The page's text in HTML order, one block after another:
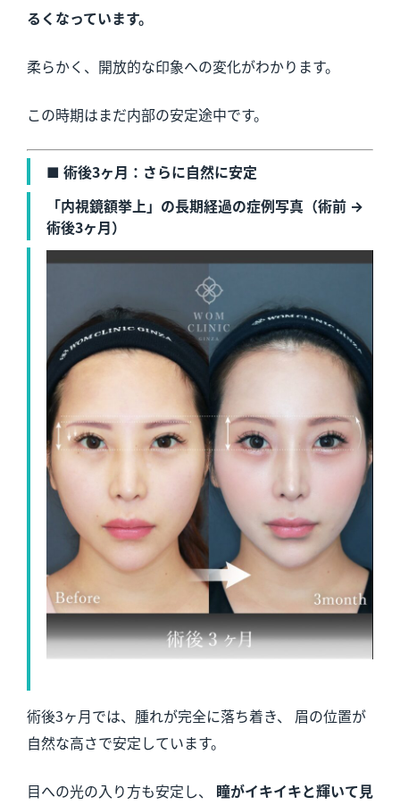
るくなっています。
柔らかく、開放的な印象への変化がわかります。
この時期はまだ内部の安定途中です。
■ 術後3ヶ月：さらに自然に安定
「内視鏡額挙上」の長期経過の症例写真（術前 →
術後3ヶ月）
術後3ヶ月では、腫れが完全に落ち着き、 眉の位置が
自然な高さで安定しています。
目への光の入り方も安定し、 瞳がイキイキと輝いて見